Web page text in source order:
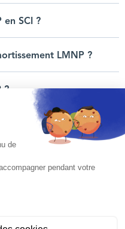
en SCI ?
LMNP ?
?